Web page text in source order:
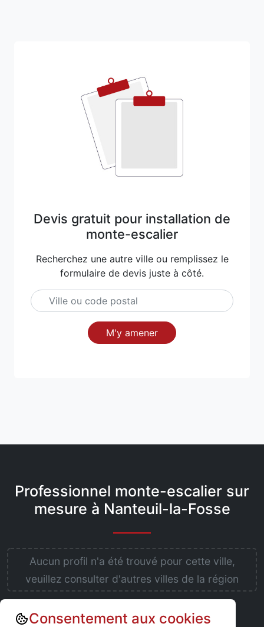
Devis gratuit pour installation de
monte-escalier
Recherchez une autre ville ou remplissez le
formulaire de devis juste à côté.
M'y amener
Professionnel monte-escalier sur
mesure à Nanteuil-la-Fosse
Aucun profil n'a été trouvé pour cette ville,
veuillez consulter d'autres villes de la région
Consentement aux cookies